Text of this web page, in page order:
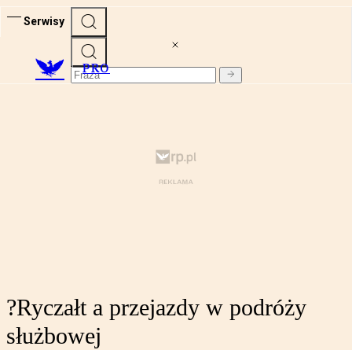
Serwisy
PRO
?Ryczałt a przejazdy w podróży
służbowej